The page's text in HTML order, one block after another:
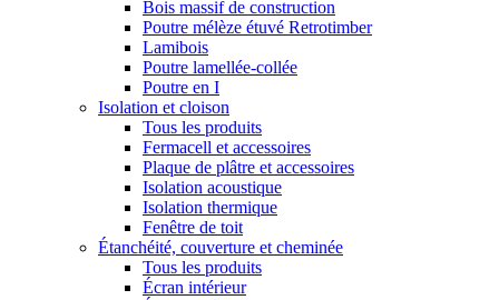
Bois massif de construction
Poutre mélèze étuvé Retrotimber
Lamibois
Poutre lamellée-collée
Poutre en I
Isolation et cloison
Tous les produits
Fermacell et accessoires
Plaque de plâtre et accessoires
Isolation acoustique
Isolation thermique
Fenêtre de toit
Étanchéité, couverture et cheminée
Tous les produits
Écran intérieur